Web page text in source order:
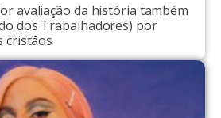
avaliação da história também
dos Trabalhadores) por
cristãos